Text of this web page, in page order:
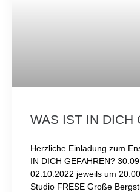
WAS IST IN DICH
Herzliche Einladung zum
IN DICH GEFAHREN?
02.10.2022 jeweils um
Studio FRESE Große